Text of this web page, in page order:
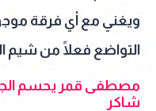
ويغني مع أي فرقة
التواضع فعلًا من شيم
مصطفى قمر يحسم
شاكر